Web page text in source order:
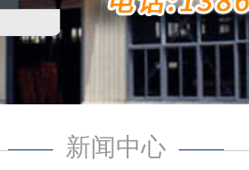
新闻中心